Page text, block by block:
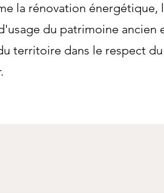
la rénovation énergétique,
du patrimoine ancien
territoire dans le respect du